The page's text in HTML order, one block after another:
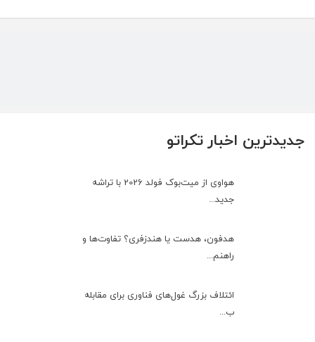
جدیدترین اخبار تکراتو
هواوی از میت‌بوک فولد 2026 با تراشه
جدید...
هدفون، هدست یا هندزفری؟ تفاوت‌ها و
راهنم...
ائتلاف بزرگ غول‌های فناوری برای مقابله
ب...